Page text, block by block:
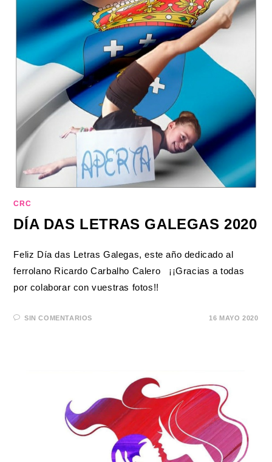
CRC
DÍA DAS LETRAS GALEGAS 2020
Feliz Día das Letras Galegas, este año dedicado al
ferrolano Ricardo Carbalho Calero ¡¡Gracias a todas
por colaborar con vuestras fotos!!
SIN COMENTARIOS 16 MAYO 2020